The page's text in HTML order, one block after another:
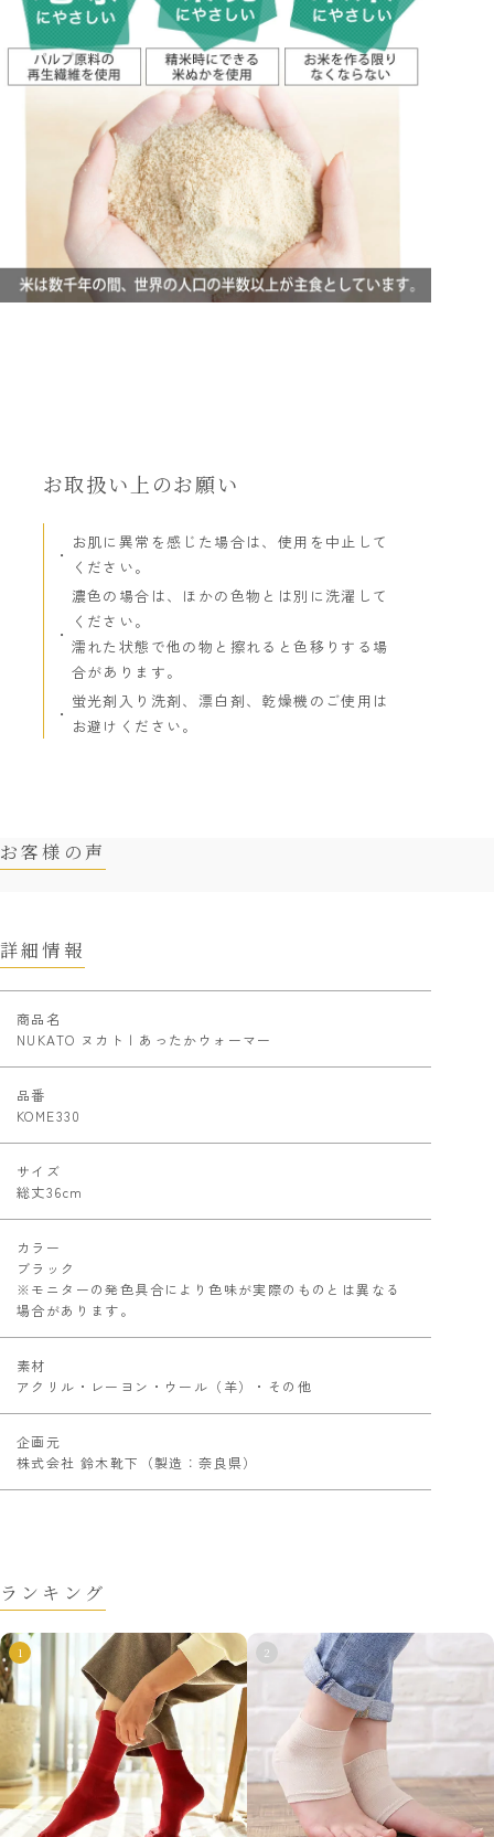
お取扱い上のお願い
お肌に異常を感じた場合は、使用を中止して
ください。
濃色の場合は、ほかの色物とは別に洗濯して
ください。
濡れた状態で他の物と擦れると色移りする場
合があります。
蛍光剤入り洗剤、漂白剤、乾燥機のご使用は
お避けください。
お客様の声
詳細情報
商品名
NUKATO ヌカト | あったかウォーマー
品番
KOME330
サイズ
総丈36cm
カラー
ブラック
※モニターの発色具合により色味が実際のものとは異なる
場合があります。
素材
アクリル・レーヨン・ウール（羊）・その他
企画元
株式会社 鈴木靴下（製造：奈良県）
ランキング